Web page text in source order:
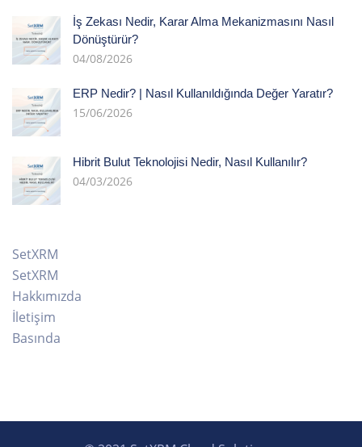
İş Zekası Nedir, Karar Alma Mekanizmasını Nasıl
Dönüştürür?
04/08/2026
ERP Nedir? | Nasıl Kullanıldığında Değer Yaratır?
15/06/2026
Hibrit Bulut Teknolojisi Nedir, Nasıl Kullanılır?
04/03/2026
SetXRM
SetXRM
Hakkımızda
İletişim
Basında